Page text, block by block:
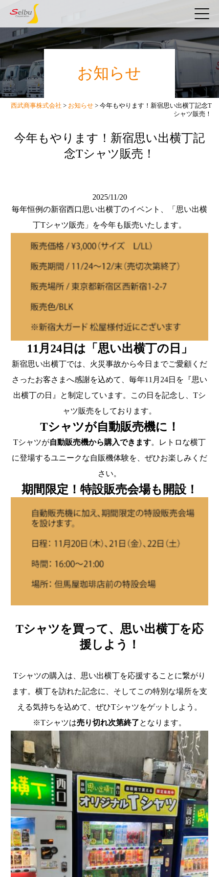
お知らせ
西武商事株式会社 > お知らせ > 今年もやります！新宿思い出横丁記念T
シャツ販売！
今年もやります！新宿思い出横丁記
念Tシャツ販売！
2025/11/20
毎年恒例の新宿西口思い出横丁のイベント、「思い出横
丁Tシャツ販売」を今年も販売いたします。
11月24日は「思い出横丁の日」
新宿思い出横丁では、火災事故から今日までご愛顧くだ
さったお客さまへ感謝を込めて、毎年11月24日を『思い
出横丁の日』と制定しています。この日を記念し、Tシ
ャツ販売をしております。
Tシャツが自動販売機に！
Tシャツが自動販売機から購入できます。レトロな横丁
に登場するユニークな自販機体験を、ぜひお楽しみくだ
さい。
期間限定！特設販売会場も開設！
Tシャツを買って、思い出横丁を応
援しよう！
Tシャツの購入は、思い出横丁を応援することに繋がり
ます。横丁を訪れた記念に、そしてこの特別な場所を支
える気持ちを込めて、ぜひTシャツをゲットしよう。
※Tシャツは売り切れ次第終了となります。